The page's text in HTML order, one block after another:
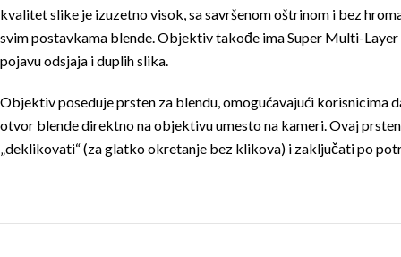
kvalitet slike je izuzetno visok, sa savršenom oštrinom i bez
svim postavkama blende. Objektiv takođe ima Super Multi-
pojavu odsjaja i duplih slika.
Objektiv poseduje prsten za blendu, omogućavajući korisnicima
otvor blende direktno na objektivu umesto na kameri. Ovaj prsten
„deklikovati“ (za glatko okretanje bez klikova) i zaključati po